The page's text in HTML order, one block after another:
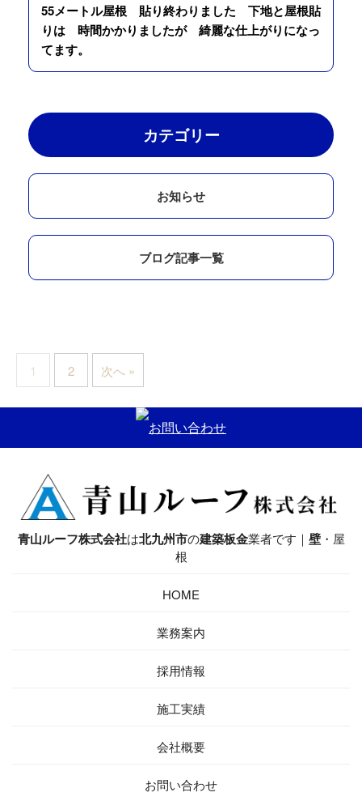
55メートル屋根 貼り終わりました 下地と屋根貼
りは 時間かかりましたが 綺麗な仕上がりになっ
てます。
カテゴリー
お知らせ
ブログ記事一覧
1 2 次へ »
青山ルーフ株式会社は北九州市の建築板金業者です｜ 壁・屋
根
HOME
業務案内
採用情報
施工実績
会社概要
お問い合わせ